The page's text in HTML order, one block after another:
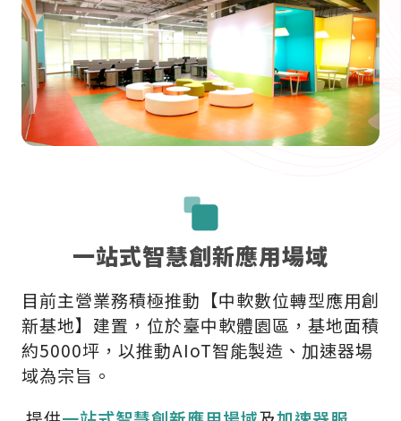
一站式智慧創新應用場域
目前主營業務積極推動【中軟數位轉型應用創
新基地】建置，位於臺中軟體園區，基地面積
約5000坪，以推動AIoT智能製造、加速器場
域為宗旨。